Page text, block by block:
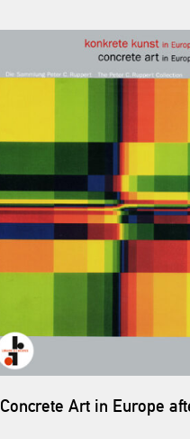
Concrete Art in Europe